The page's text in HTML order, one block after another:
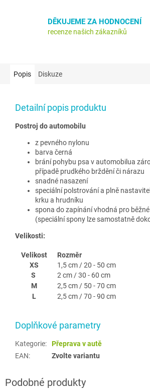
DĚKUJEME ZA HODNOCENÍ
recenze našich zákazníků
Popis Diskuze
Detailní popis produktu
Postroj do automobilu
z pevného nylonu
barva černá
brání pohybu psa v automobilua
případě prudkého brždění či nárazu
snadné nasazení
speciální polstrování a plně
krku a hrudníku
spona do zapínání vhodná pro
(speciální spony lze samostatně
Velikosti:
Velikost Rozměr
XS
1,5 cm / 20 - 50 cm
S
2 cm / 30 - 60 cm
M
2,5 cm / 50 - 70 cm
L
2,5 cm / 70 - 90 cm
Doplňkové parametry
Kategorie:
Přeprava v autě
EAN: Zvolte variantu